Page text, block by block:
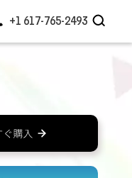
+1 617-765-2493